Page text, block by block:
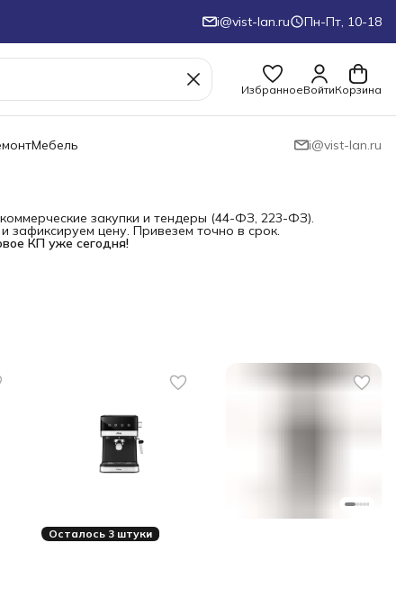
i@vist-lan.ru Пн-Пт, 10-18
ИзбранноеВойтиКорзина
Мебель i@vist-lan.ru
закупки и тендеры (44-ФЗ, 223-ФЗ).
цену. Привезем точно в срок.
КП уже сегодня!
Осталось 3 штуки